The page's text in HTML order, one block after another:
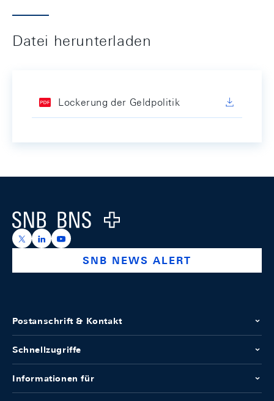
Datei herunterladen
Lockerung der Geldpolitik
Logo
https://x.com/snb_bns
https://ch.linkedin.com/company/swiss-national-
https://www.youtube.com/@swissnationalbank
SNB NEWS ALERT
Postanschrift & Kontakt
Schnellzugriffe
Informationen für